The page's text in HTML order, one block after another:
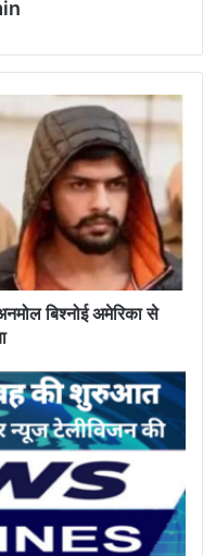
बिश्नोई अमेरिका से